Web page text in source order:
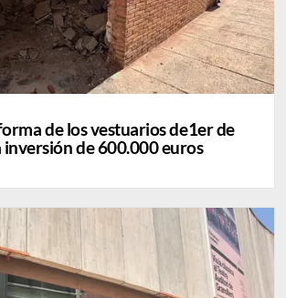
de los vestuarios de1er de
inversión de 600.000 euros